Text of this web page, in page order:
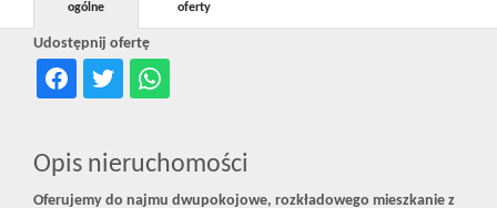
Udostępnij ofertę
ogólne
oferty
Opis nieruchomości
Oferujemy do najmu dwupokojowe, rozkładowego mieszkanie z